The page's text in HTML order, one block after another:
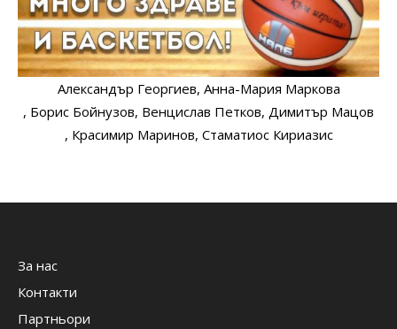
Александър Георгиев, Анна-Мария Маркова
, Борис Бойнузов, Венцислав Петков, Димитър Мацов
, Красимир Маринов, Стаматиос Кириазис
За нас
Контакти
Партньори